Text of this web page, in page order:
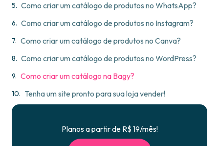
Como criar um catálogo de produtos no WhatsApp?
Como criar um catálogo de produtos no Instagram?
Como criar um catálogo de produtos no Canva?
Como criar um catálogo de produtos no WordPress?
Como criar um catálogo na Bagy?
Tenha um site pronto para sua loja vender!
Planos a partir de R$ 19/mês!